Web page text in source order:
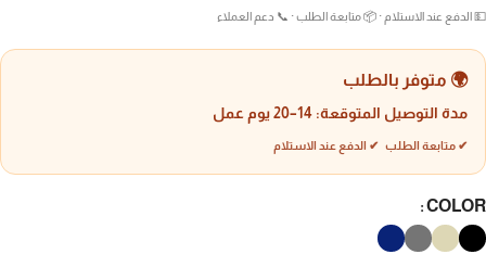
💵 الدفع عند الاستلام · 📦 متابعة الطلب · 📞 دعم العملاء
🌍 متوفر بالطلب
مدة التوصيل المتوقعة: 14–20 يوم عمل
✔ متابعة الطلب ✔ الدفع عند الاستلام
COLOR